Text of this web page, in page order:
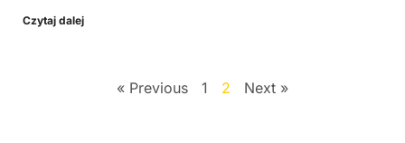
Czytaj dalej
« Previous 1 2 Next »